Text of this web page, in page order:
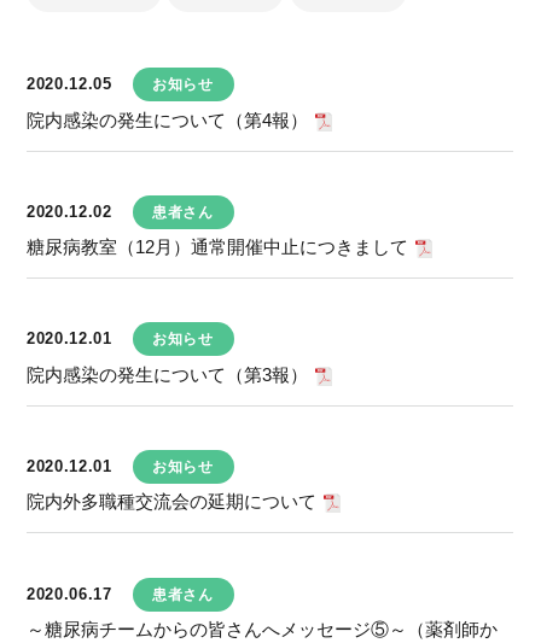
2020.12.05 お知らせ
院内感染の発生について（第4報）
2020.12.02 患者さん
糖尿病教室（12月）通常開催中止につきまして
2020.12.01 お知らせ
院内感染の発生について（第3報）
2020.12.01 お知らせ
院内外多職種交流会の延期について
2020.06.17 患者さん
～糖尿病チームからの皆さんへメッセージ⑤～（薬剤師か